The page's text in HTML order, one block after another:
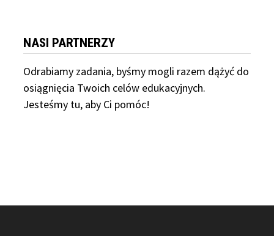
NASI PARTNERZY
Odrabiamy zadania, byśmy mogli razem dążyć do
osiągnięcia Twoich celów edukacyjnych.
Jesteśmy tu, aby Ci pomóc!